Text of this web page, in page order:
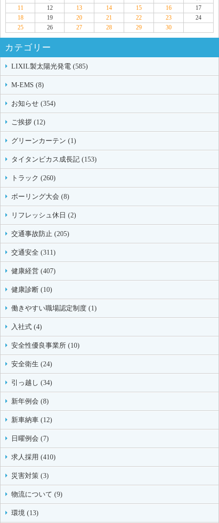
11
12 13 14 15 16
17
18
19 20 21 22 23
24
25
26 27 28 29 30
カテゴリー
LIXIL製太陽光発電 (585)
M-EMS (8)
お知らせ (354)
ご挨拶 (12)
グリーンカーテン (1)
タイタンビカス成長記 (153)
トラック (260)
ボーリング大会 (8)
リフレッシュ休日 (2)
交通事故防止 (205)
交通安全 (311)
健康経営 (407)
健康診断 (10)
働きやすい職場認定制度 (1)
入社式 (4)
安全性優良事業所 (10)
安全衛生 (24)
引っ越し (34)
新年例会 (8)
新車納車 (12)
日曜例会 (7)
求人採用 (410)
災害対策 (3)
物流について (9)
環境 (13)